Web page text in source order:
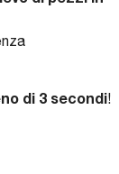
di 3 secondi!